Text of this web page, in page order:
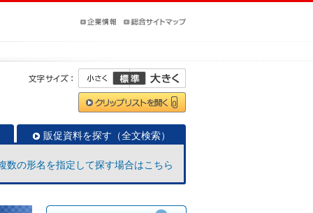
販促資料を探す（全文検索）
数の形名を指定して探す場合はこちら